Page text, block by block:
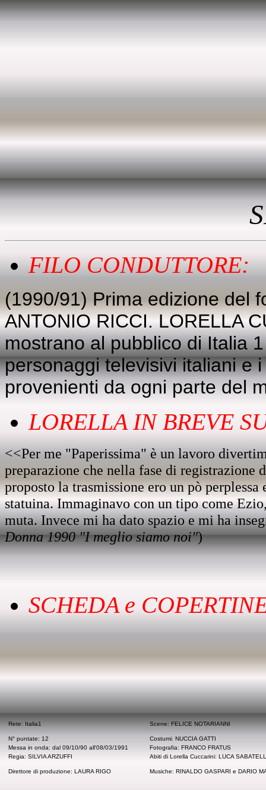
FILO CONDUTTORE:
(1990/91) Prima edizione del
ANTONIO RICCI. LORELLA
mostrano al pubblico di Italia
personaggi televisivi italiani e
provenienti da ogni parte del
LORELLA IN BREVE
<<Per me "Paperissima" è un lavoro
preparazione che nella fase di
proposto la trasmissione ero un pò
statuina. Immaginavo con un tipo come
muta. Invece mi ha dato spazio e mi ha
Donna 1990 "I meglio siamo noi")
SCHEDA e
Rete: Italia1 Scene: FELICE NOTARIANNI
N° puntate: 12
Costumi: NUCCIA GATTI
Messa in onda: dal 09/10/90 all'08/03/1991
Fotografia: FRANCO FRATUS
Regia: SILVIA ARZUFFI
Abiti di Lorella Cuccarini: LUCA
Direttore di produzione: LAURA RIGO Musiche: RINALDO GASPARI e DARIO